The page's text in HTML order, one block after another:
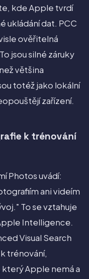
kde Apple tvrdí
ukládání dat. PCC
ověřitelná
jsou silné záruky
většina
totéž jako lokální
zařízení.
k trénování
Photos uvádí:
ani videím
To se vztahuje
Intelligence.
Visual Search
trénování,
Apple nemá a